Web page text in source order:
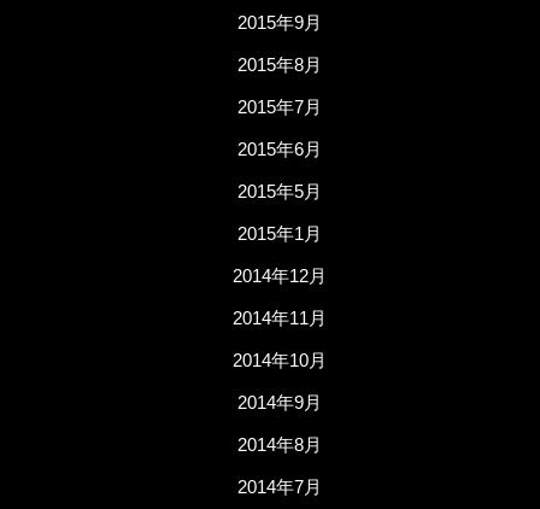
2015年9月
2015年8月
2015年7月
2015年6月
2015年5月
2015年1月
2014年12月
2014年11月
2014年10月
2014年9月
2014年8月
2014年7月